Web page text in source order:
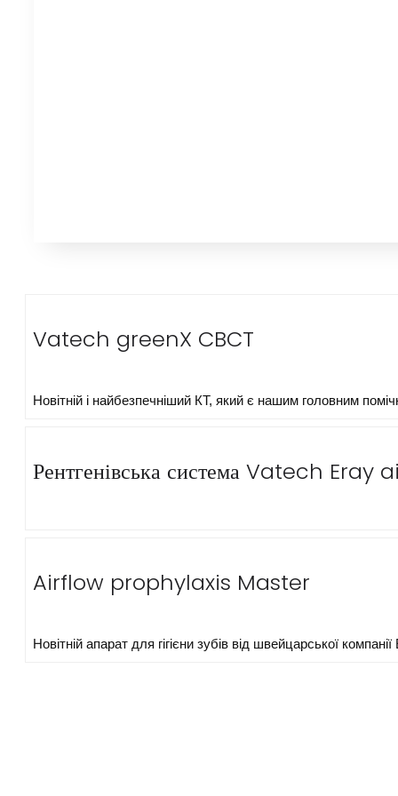
Vatech greenX CBCT
Новітній і найбезпечніший КТ, який є нашим головним
Рентгенівська система Vatech Eray
Airflow prophylaxis Master
Новітній апарат для гігієни зубів від швейцарської